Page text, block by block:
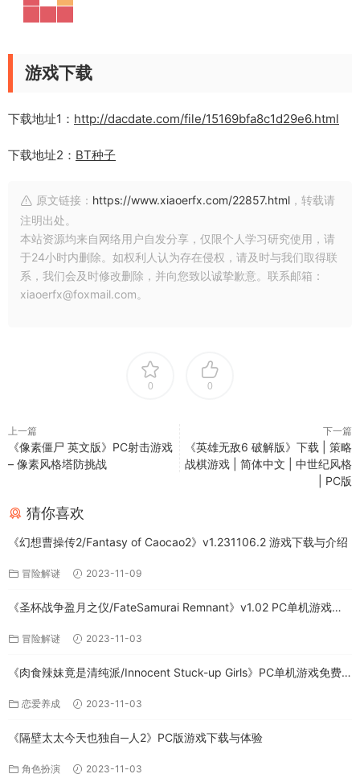
游戏下载
下载地址1： http://dacdate.com/file/15169bfa8c1d29e6.html
下载地址2： BT种子
原文链接： https://www.xiaoerfx.com/22857.html ，转载请
注明出处。
本站资源均来自网络用户自发分享，仅限个人学习研究使用，请
于24小时内删除。如权利人认为存在侵权，请及时与我们取得联
系，我们会及时修改删除，并向您致以诚挚歉意。联系邮箱：
xiaoerfx@foxmail.com。
0 0
上一篇
《像素僵尸 英文版》PC射击游戏
– 像素风格塔防挑战
下一篇
《英雄无敌6 破解版》下载 | 策略
战棋游戏 | 简体中文 | 中世纪风格
| PC版
猜你喜欢
《幻想曹操传2/Fantasy of Caocao2》v1.231106.2 游戏下载与介绍
冒险解谜 2023-11-09
《圣杯战争盈月之仪/FateSamurai Remnant》v1.02 PC单机游戏下
冒险解谜 2023-11-03
《肉食辣妹竟是清纯派/Innocent Stuck-up Girls》PC单机游戏免费
恋爱养成 2023-11-03
《隔壁太太今天也独自─人2》PC版游戏下载与体验
角色扮演 2023-11-03